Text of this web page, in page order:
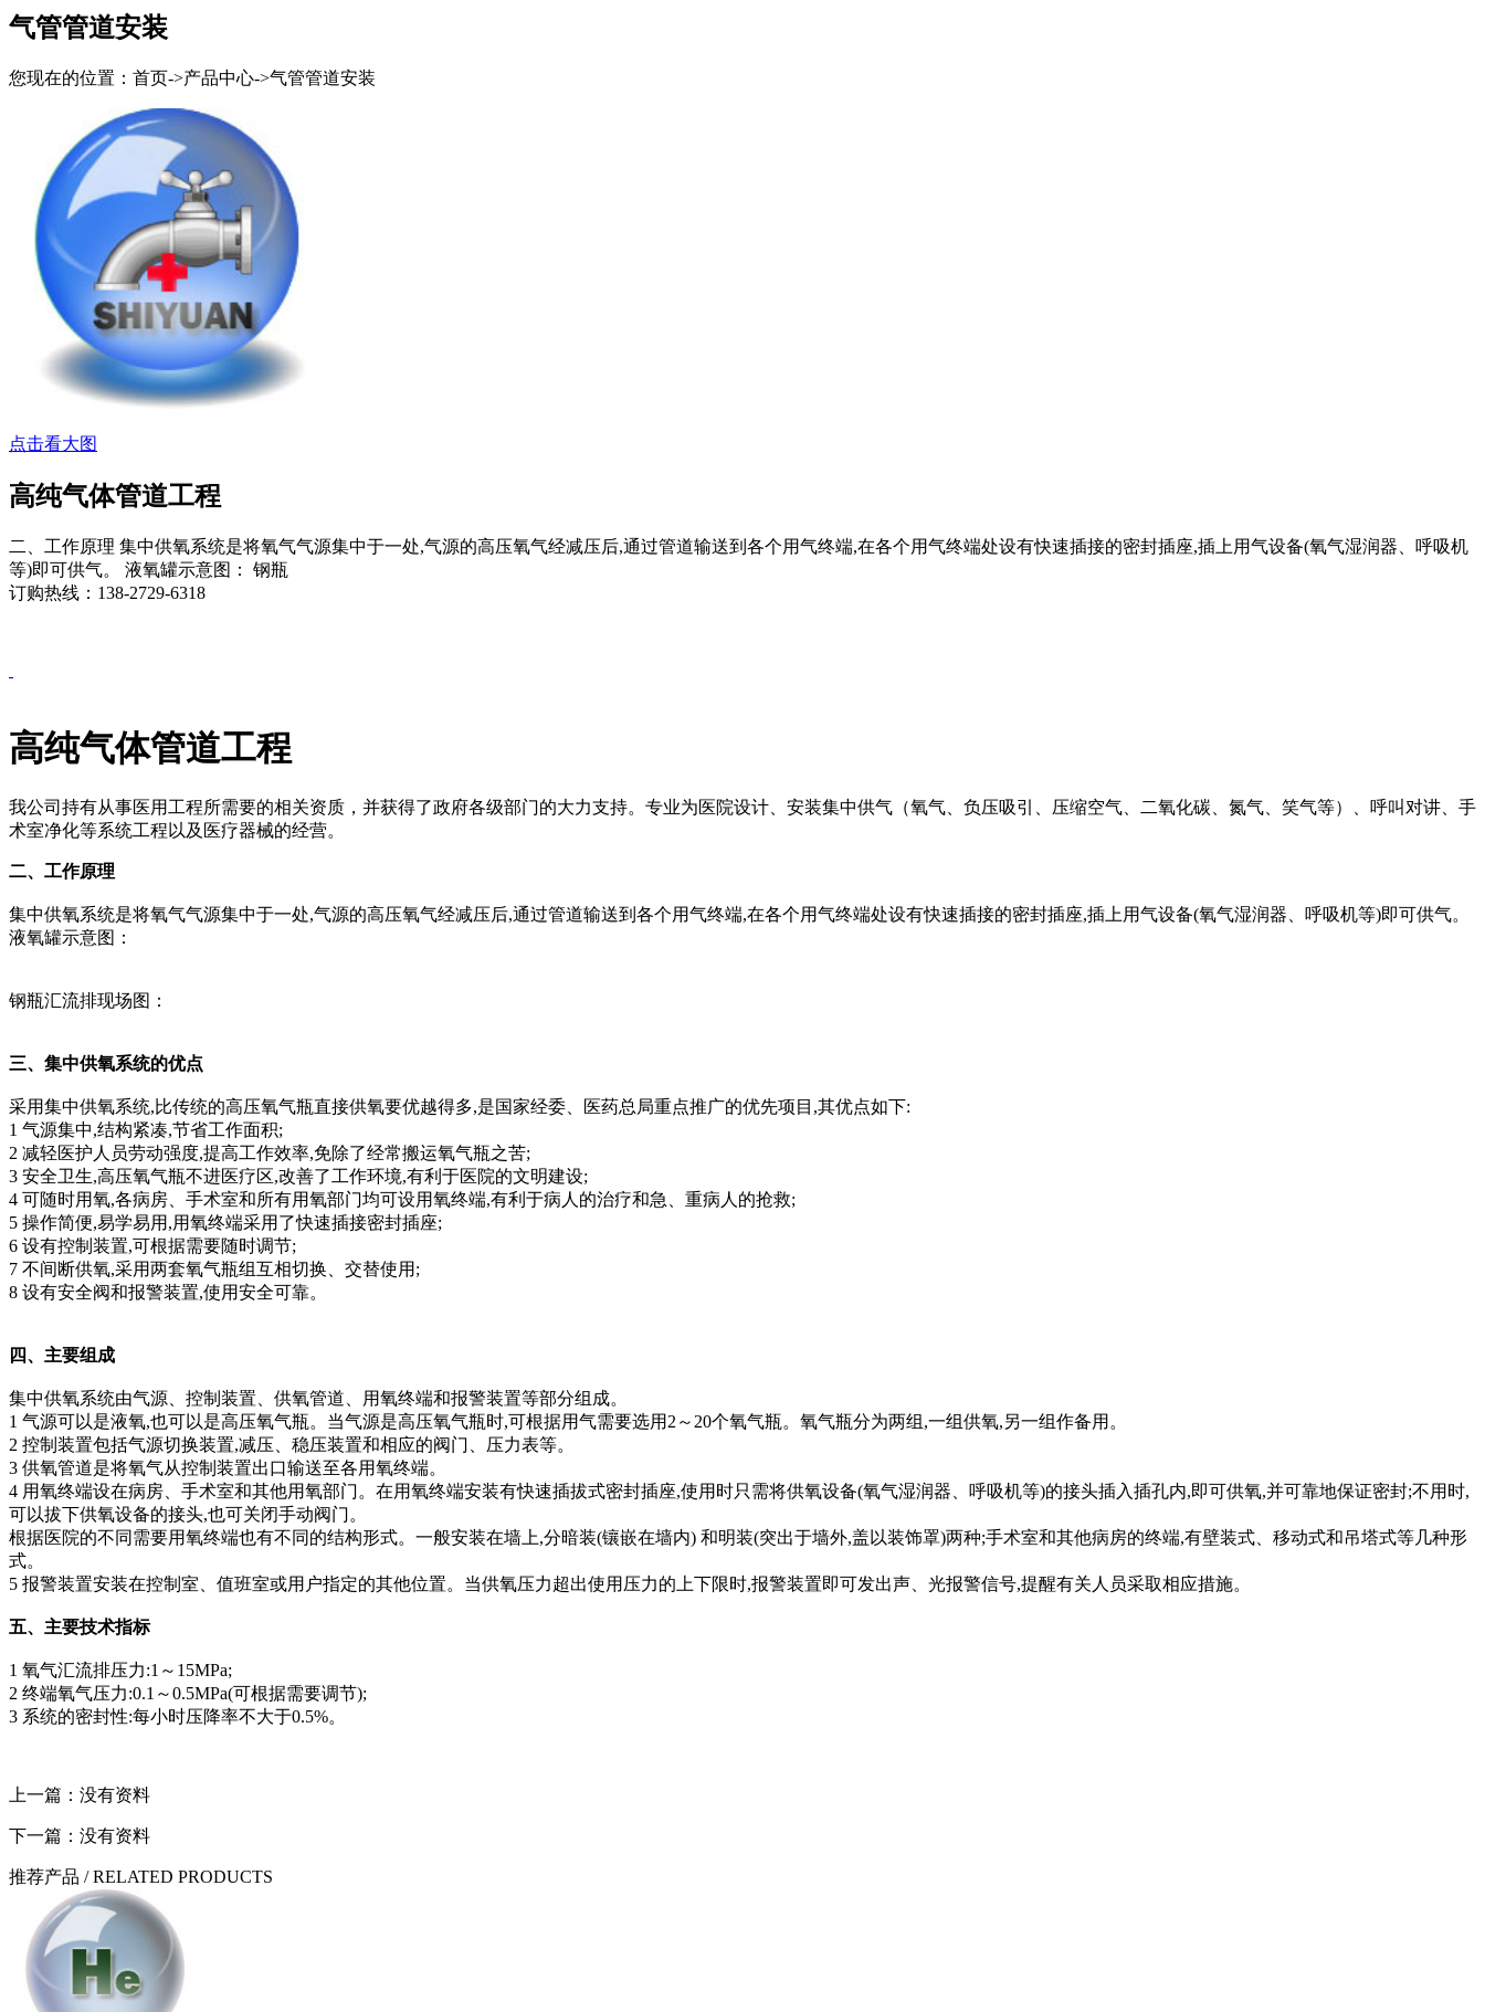
气管管道安装
您现在的位置：首页->产品中心->气管管道安装
点击看大图
高纯气体管道工程
二、工作原理 集中供氧系统是将氧气气源集中于一处,气源的高压氧气经减压后,通过管道输送到各个用气终端,在各个用气终端处设有快速插接的密封插座,插上用气设备(氧气湿润器、呼吸机
等)即可供气。 液氧罐示意图： 钢瓶
订购热线：138-2729-6318
高纯气体管道工程
我公司持有从事医用工程所需要的相关资质，并获得了政府各级部门的大力支持。专业为医院设计、安装集中供气（氧气、负压吸引、压缩空气、二氧化碳、氮气、笑气等）、呼叫对讲、手
术室净化等系统工程以及医疗器械的经营。
二、工作原理
集中供氧系统是将氧气气源集中于一处,气源的高压氧气经减压后,通过管道输送到各个用气终端,在各个用气终端处设有快速插接的密封插座,插上用气设备(氧气湿润器、呼吸机等)即可供气。
液氧罐示意图：
钢瓶汇流排现场图：
三、集中供氧系统的优点
采用集中供氧系统,比传统的高压氧气瓶直接供氧要优越得多,是国家经委、医药总局重点推广的优先项目,其优点如下:
1 气源集中,结构紧凑,节省工作面积;
2 减轻医护人员劳动强度,提高工作效率,免除了经常搬运氧气瓶之苦;
3 安全卫生,高压氧气瓶不进医疗区,改善了工作环境,有利于医院的文明建设;
4 可随时用氧,各病房、手术室和所有用氧部门均可设用氧终端,有利于病人的治疗和急、重病人的抢救;
5 操作简便,易学易用,用氧终端采用了快速插接密封插座;
6 设有控制装置,可根据需要随时调节;
7 不间断供氧,采用两套氧气瓶组互相切换、交替使用;
8 设有安全阀和报警装置,使用安全可靠。
四、主要组成
集中供氧系统由气源、控制装置、供氧管道、用氧终端和报警装置等部分组成。
1 气源可以是液氧,也可以是高压氧气瓶。当气源是高压氧气瓶时,可根据用气需要选用2～20个氧气瓶。氧气瓶分为两组,一组供氧,另一组作备用。
2 控制装置包括气源切换装置,减压、稳压装置和相应的阀门、压力表等。
3 供氧管道是将氧气从控制装置出口输送至各用氧终端。
4 用氧终端设在病房、手术室和其他用氧部门。在用氧终端安装有快速插拔式密封插座,使用时只需将供氧设备(氧气湿润器、呼吸机等)的接头插入插孔内,即可供氧,并可靠地保证密封;不用时,
可以拔下供氧设备的接头,也可关闭手动阀门。
根据医院的不同需要用氧终端也有不同的结构形式。一般安装在墙上,分暗装(镶嵌在墙内) 和明装(突出于墙外,盖以装饰罩)两种;手术室和其他病房的终端,有壁装式、移动式和吊塔式等几种形
式。
5 报警装置安装在控制室、值班室或用户指定的其他位置。当供氧压力超出使用压力的上下限时,报警装置即可发出声、光报警信号,提醒有关人员采取相应措施。
五、主要技术指标
1 氧气汇流排压力:1～15MPa;
2 终端氧气压力:0.1～0.5MPa(可根据需要调节);
3 系统的密封性:每小时压降率不大于0.5%。
上一篇：没有资料
下一篇：没有资料
推荐产品 / RELATED PRODUCTS